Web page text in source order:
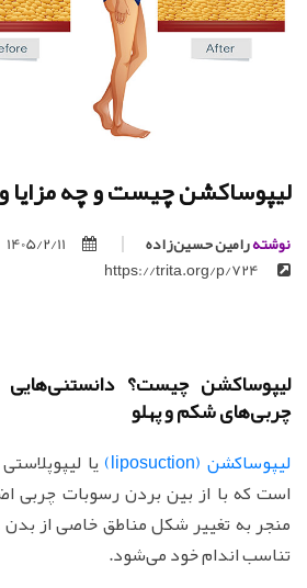
لیپوساکشن چیست و چه مزایا
نوشتهرامین حسین‌زاده
1405/2/11
لیپوساکشن چیست؟ دانستنی‌هایی
چربی‌های شکم و پهلو
لیپوساکشن (liposuction)
یا
است که با از بین بردن رسوبات چربی
منجر به تغییر شکل مناطق خاصی از
تناسب اندام خود می‌شود.